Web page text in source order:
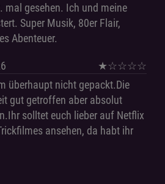
mal gesehen. Ich und meine
Super Musik, 80er Flair,
Abenteuer.
★☆☆☆☆
überhaupt nicht gepackt.Die
gut getroffen aber absolut
solltet euch lieber auf Netflix
ansehen, da habt ihr